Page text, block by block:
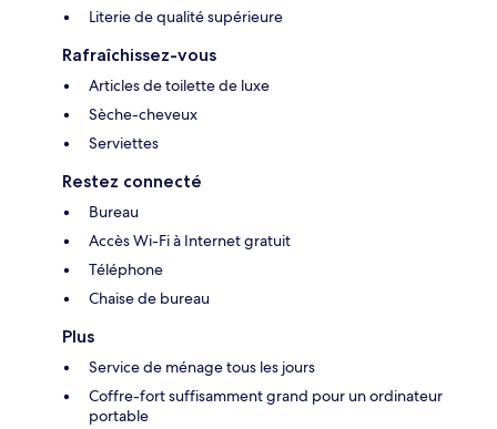
Literie de qualité supérieure
Rafraîchissez-vous
Articles de toilette de luxe
Sèche-cheveux
Serviettes
Restez connecté
Bureau
Accès Wi-Fi à Internet gratuit
Téléphone
Chaise de bureau
Plus
Service de ménage tous les jours
Coffre-fort suffisamment grand pour un ordinateur
portable